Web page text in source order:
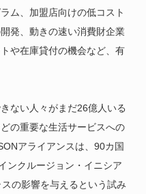
ム、加盟店向けの低コスト
発、動きの速い消費財企業
や在庫貸付の機会など、有
ない人々がまだ26億人いる
の重要な生活サービスへの
アライアンスは、90カ国
ンクルージョン・イニシア
の影響を与えるという試み